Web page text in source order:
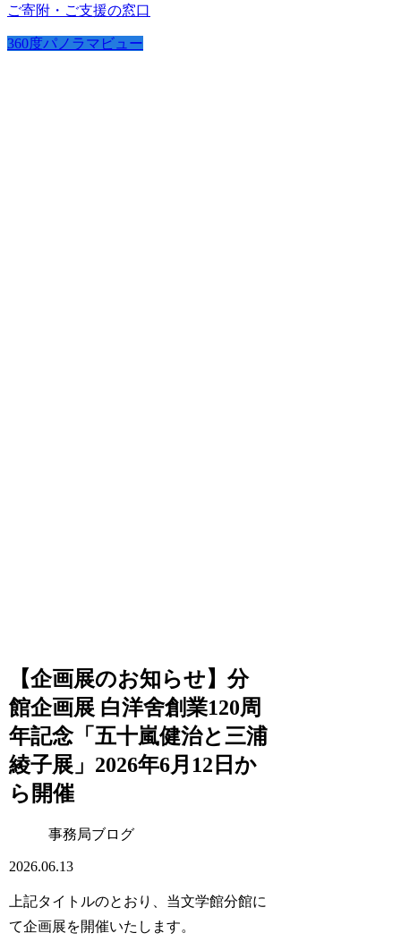
ご寄附・ご支援の窓口
360度パノラマビュー
【企画展のお知らせ】分
館企画展 白洋舍創業120周
年記念「五十嵐健治と三浦
綾子展」2026年6月12日か
ら開催
事務局ブログ
2026.06.13
上記タイトルのとおり、当文学館分館に
て企画展を開催いたします。